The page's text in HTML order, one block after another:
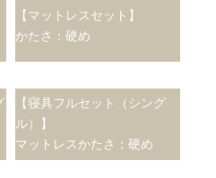
【マットレスセット】
かたさ：硬め
【寝具フルセット（シング
ル）】
マットレスかたさ：硬め